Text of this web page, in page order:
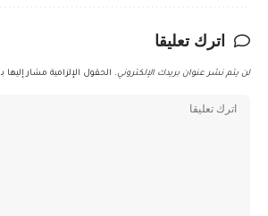
اترك تعليقا
لن يتم نشر عنوان بريدك الإلكتروني. الحقول الإلزامية مشار إليها بـ